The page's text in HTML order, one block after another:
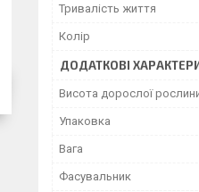
Тривалість життя
Колір
ДОДАТКОВІ
Висота дорослої
Упаковка
Вага
Фасувальник